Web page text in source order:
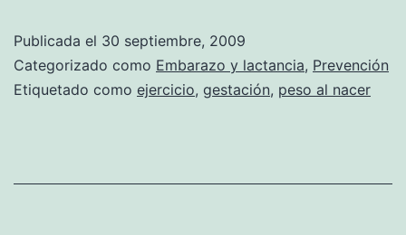
embarazo
para
hijo
Publicada el 30 septiembre, 2009
Categorizado como Embarazo y lactancia, Prevención
Etiquetado como ejercicio, gestación, peso al nacer